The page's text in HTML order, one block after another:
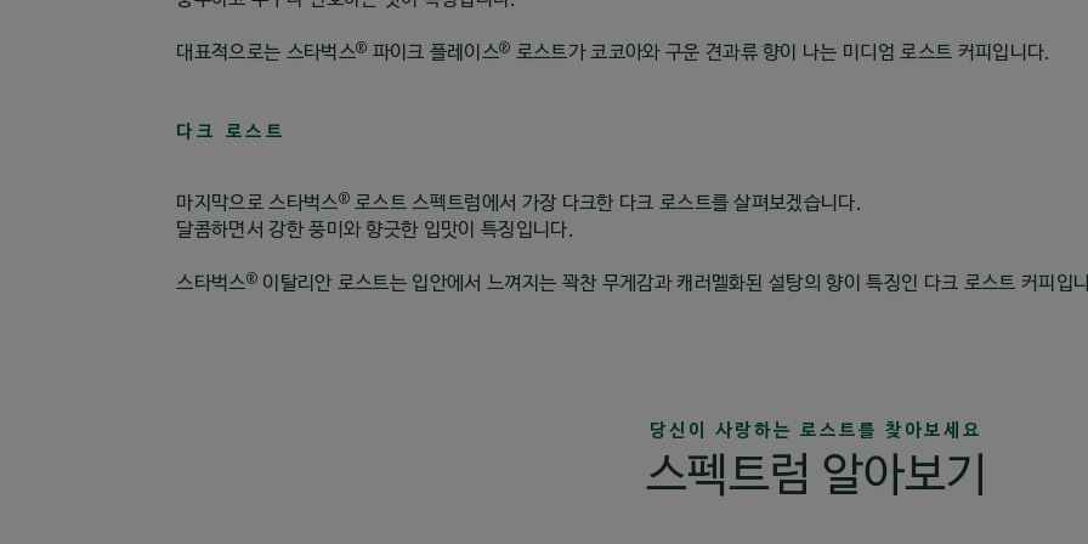
대표적으로는 스타벅스® 파이크 플레이스® 로스트가 코코아와 구운 견과류 향이 나는 미디엄 로스트 커피입니다.
다크 로스트
마지막으로 스타벅스®로스트 스펙트럼에서 가장 다크한 다크 로스트를 살펴보겠습니다.
달콤하면서 강한 풍미와 향긋한 입맛이 특징입니다.
스타벅스®이탈리안 로스트는 입안에서 느껴지는 꽉찬 무게감과 캐러멜화된 설탕의 향이 특징인 다크 로스트 커피입
당신이 사랑하는 로스트를 찾아보세요
스펙트럼 알아보기